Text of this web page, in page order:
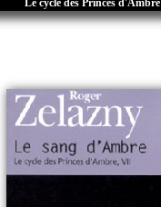
Le cycle des Princes d'Ambre